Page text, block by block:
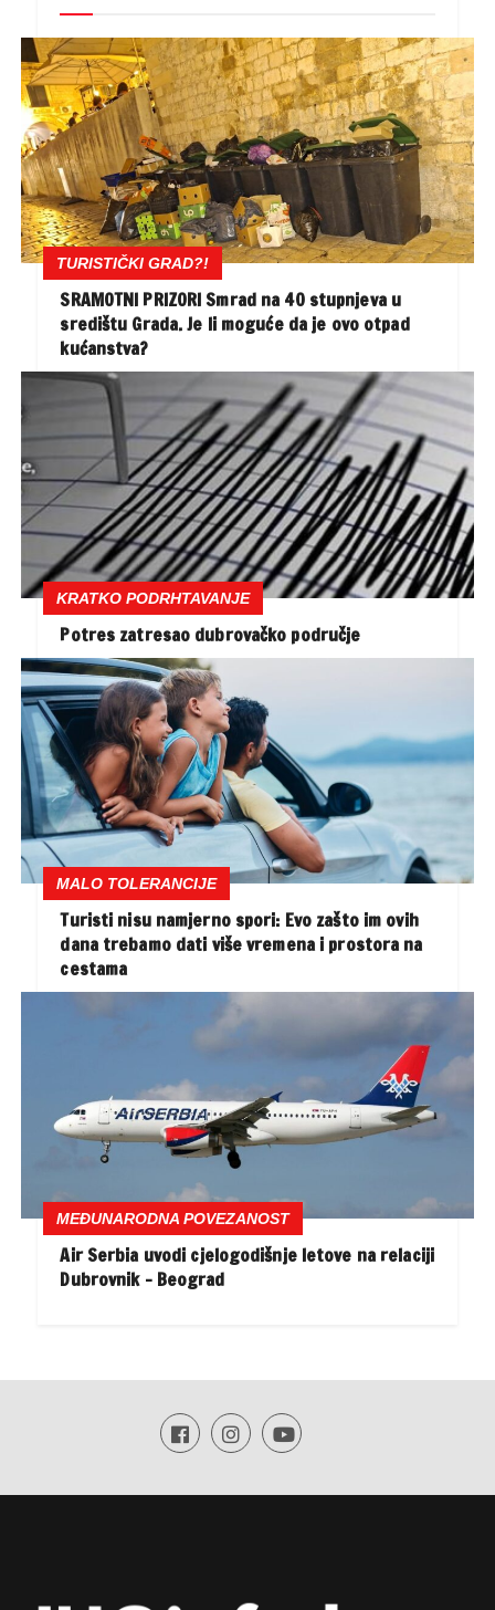
TURISTIČKI GRAD?!
SRAMOTNI PRIZORI Smrad na 40 stupnjeva u
središtu Grada. Je li moguće da je ovo otpad
kućanstva?
KRATKO PODRHTAVANJE
Potres zatresao dubrovačko područje
MALO TOLERANCIJE
Turisti nisu namjerno spori: Evo zašto im ovih
dana trebamo dati više vremena i prostora na
cestama
MEĐUNARODNA POVEZANOST
Air Serbia uvodi cjelogodišnje letove na relaciji
Dubrovnik – Beograd